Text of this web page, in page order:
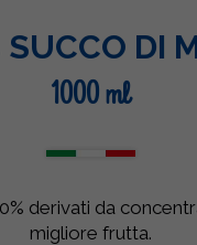
SUCCO DI
1000 ml
derivati da
migliore frutta.